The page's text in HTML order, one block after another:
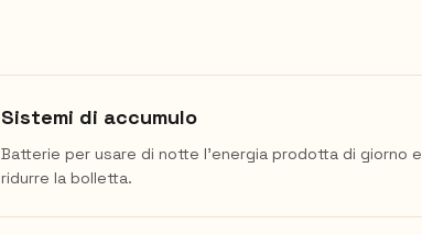
Sistemi di accumulo
Batterie per usare di notte l'energia prodotta di giorno e
ridurre la bolletta.